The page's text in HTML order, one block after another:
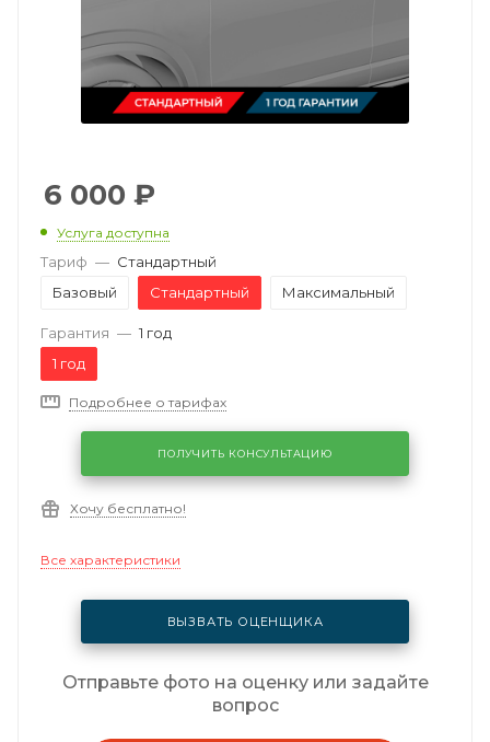
6 000 ₽
Услуга доступна
Тариф — Стандартный
Базовый
Стандартный Максимальный
Гарантия — 1 год
1 год
Подробнее о тарифах
ПОЛУЧИТЬ КОНСУЛЬТАЦИЮ
Хочу бесплатно!
Все характеристики
ВЫЗВАТЬ ОЦЕНЩИКА
Отправьте фото на оценку или задайте
вопрос